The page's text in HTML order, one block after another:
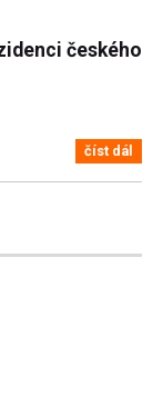
českého
číst dál